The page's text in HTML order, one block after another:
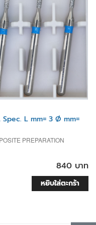
Spec. L mm= 3 Ø mm=
PREPARATION
840 บาท
หยิบใส่ตะกร้า